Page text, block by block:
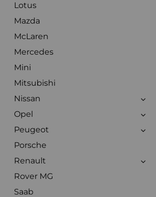
Lotus
Mazda
McLaren
Mercedes
Mini
Mitsubishi
Nissan
Opel
Peugeot
Porsche
Renault
Rover MG
Saab